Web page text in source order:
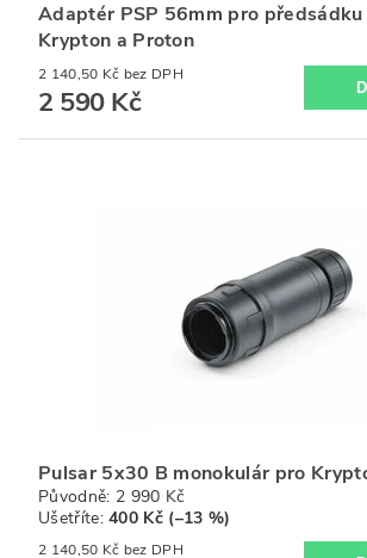
Adaptér PSP 56mm pro
Krypton a Proton
2 140,50 Kč bez DPH
2 590 Kč
Pulsar 5x30 B monokulár pro
Původně: 2 990 Kč
Ušetříte:400 Kč (–13 %)
2 140,50 Kč bez DPH